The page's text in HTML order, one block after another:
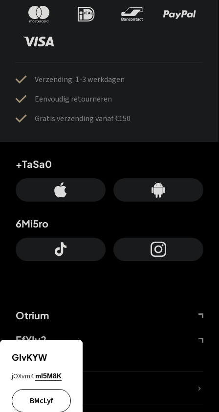
Verzending: 1-3 werkdagen
Eenvoudig retourneren
Gratis verzending vanaf €150
Otrium
FfYIy2
+TaSa0
6Mi5ro
KIjvtr
GIvKYW
jOXvm4 mI5M8K
BMcLyf